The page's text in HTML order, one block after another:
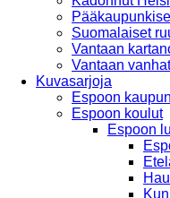
Suomalaiset
Vantaan
Vantaan
Kuvasarjoja
Espoon
Espoon koulut
Espoon